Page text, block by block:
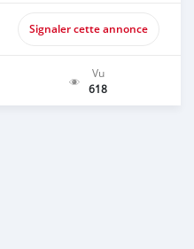
Signaler cette annonce
Vu
618